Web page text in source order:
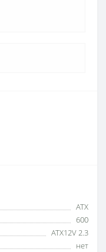
ATX
600
ATX12V 2.3
нет